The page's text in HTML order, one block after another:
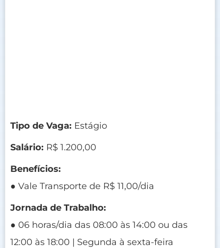
Tipo de Vaga: Estágio
Salário: R$ 1.200,00
Benefícios:
● Vale Transporte de R$ 11,00/dia
Jornada de Trabalho:
● 06 horas/dia das 08:00 às 14:00 ou das
12:00 às 18:00 | Segunda à sexta-feira